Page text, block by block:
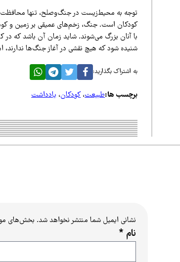
توجه به محیط‌زیست در جنگ‌وصلح، تنها محافظت
کودکان است. جنگ، زخم‌های عمیقی بر زمین و
با آنان بزرگ می‌شوند. شاید زمان آن باشد که
شنیده شود که هیچ نقشی در آغاز جنگ‌ها ندارند،
به اشتراک بگذارید:
برچسب ها:طبیعت،کودکان،یادداشت
نشانی ایمیل شما منتشر نخواهد شد. بخش‌های
نام *